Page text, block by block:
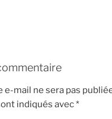
e-mail ne sera pas
indiqués avec*